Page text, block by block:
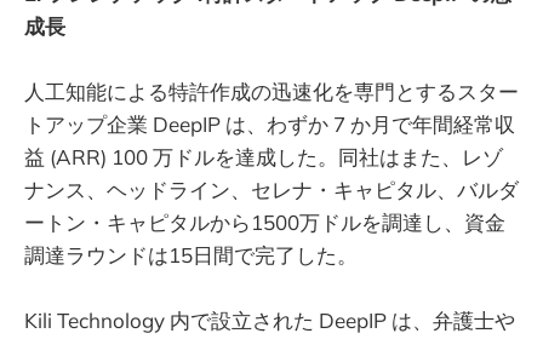
成長
人工知能による特許作成の迅速化を専門とするスター
トアップ企業 DeepIP は、わずか 7 か月で年間経常収
益 (ARR) 100 万ドルを達成した。同社はまた、レゾ
ナンス、ヘッドライン、セレナ・キャピタル、バルダ
ートン・キャピタルから1500万ドルを調達し、資金
調達ラウンドは15日間で完了した。
Kili Technology 内で設立された DeepIP は、弁護士や